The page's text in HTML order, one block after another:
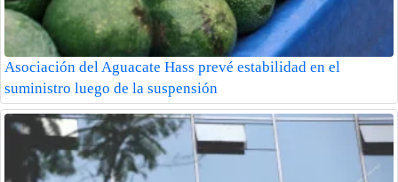
Asociación del Aguacate Hass prevé estabilidad en el
suministro luego de la suspensión